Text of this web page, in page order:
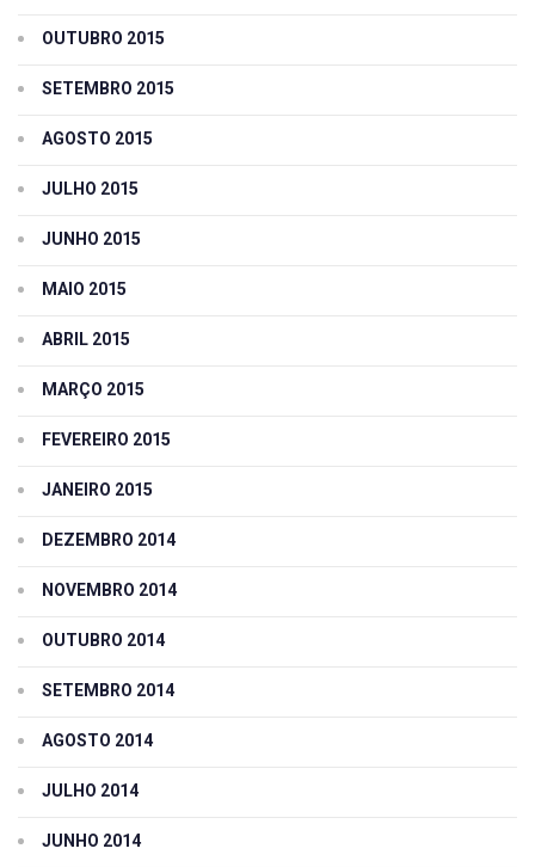
OUTUBRO 2015
SETEMBRO 2015
AGOSTO 2015
JULHO 2015
JUNHO 2015
MAIO 2015
ABRIL 2015
MARÇO 2015
FEVEREIRO 2015
JANEIRO 2015
DEZEMBRO 2014
NOVEMBRO 2014
OUTUBRO 2014
SETEMBRO 2014
AGOSTO 2014
JULHO 2014
JUNHO 2014